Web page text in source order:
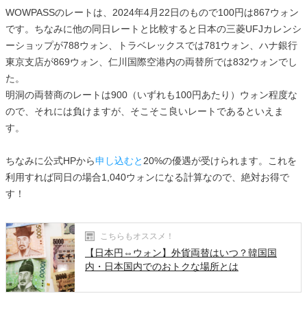
WOWPASSのレートは、2024年4月22日のもので100円は867ウォン
です。ちなみに他の同日レートと比較すると日本の三菱UFJカレンシ
ーショップが788ウォン、トラベレックスでは781ウォン、ハナ銀行
東京支店が869ウォン、仁川国際空港内の両替所では832ウォンでし
た。
明洞の両替商のレートは900（いずれも100円あたり）ウォン程度な
ので、それには負けますが、そこそこ良いレートであるといえま
す。
ちなみに公式HPから申し込むと 20%の優遇が受けられます。これを
利用すれば同日の場合1,040ウォンになる計算なので、絶対お得で
す！
こちらもオススメ！
【日本円⇔ウォン】外貨両替はいつ？韓国国
内・日本国内でのおトクな場所とは